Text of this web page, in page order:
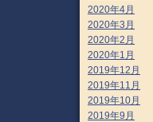
2020年4月
2020年3月
2020年2月
2020年1月
2019年12月
2019年11月
2019年10月
2019年9月